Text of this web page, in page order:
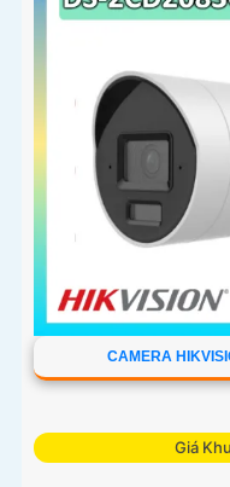
CAMERA
Giá